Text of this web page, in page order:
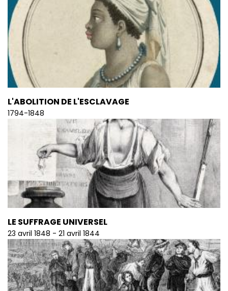
L'ABOLITION DE L'ESCLAVAGE
1794-1848
LE SUFFRAGE UNIVERSEL
23 avril 1848 - 21 avril 1844